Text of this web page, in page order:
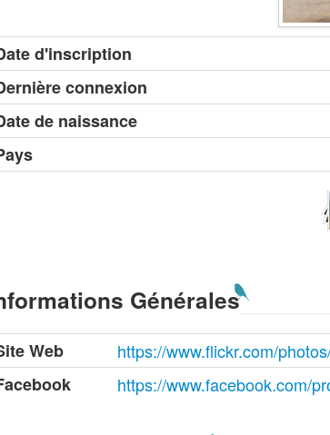
d'inscription
connexion
de naissance
Générales
Web
https://www.flickr.com/
https://www.facebook.com/